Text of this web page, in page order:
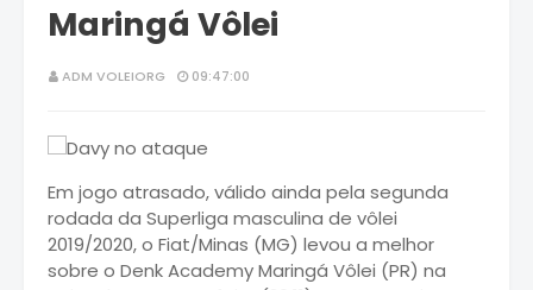
Maringá Vôlei
ADM VOLEIORG 09:47:00
Em jogo atrasado, válido ainda pela segunda
rodada da Superliga masculina de vôlei
2019/2020, o Fiat/Minas (MG) levou a melhor
sobre o Denk Academy Maringá Vôlei (PR) na